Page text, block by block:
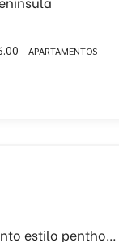
APARTAMENTOS
Alquiler anual de apartamento estilo penthouse con terraza!!